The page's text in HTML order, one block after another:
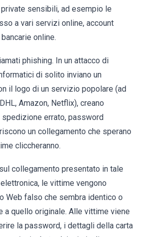
sensibili, ad esempio le
a vari servizi online, account
online.
phishing. In un attacco di
di solito inviano un
il logo di un servizio popolare (ad
Amazon, Netflix), creano
errato, password
un collegamento che sperano
cliccheranno.
collegamento presentato in tale
le vittime vengono
Web falso che sembra identico o
a quello originale. Alle vittime viene
la password, i dettagli della carta